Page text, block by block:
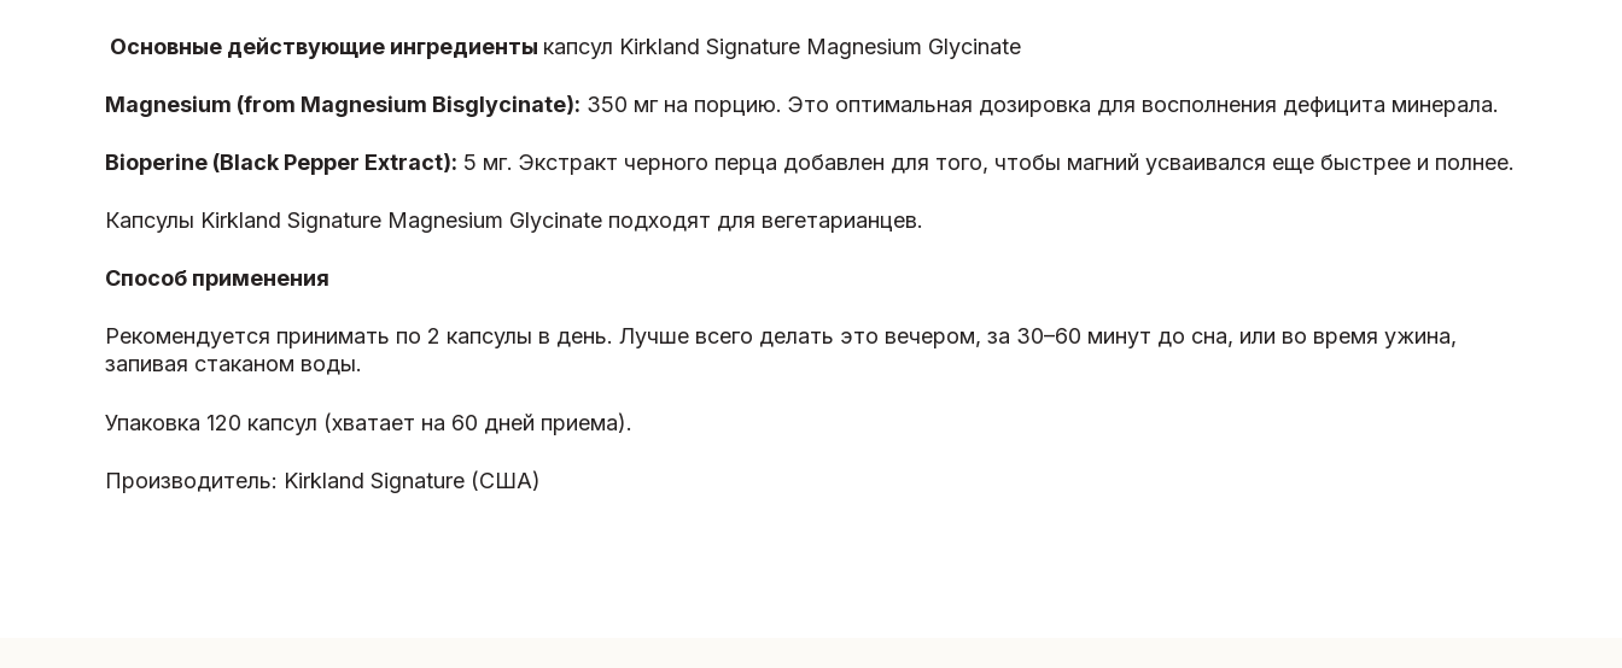
Основные действующие ингредиенты капсул Kirkland Signature Magnesium Glycinate
Magnesium (from Magnesium Bisglycinate): 350 мг на порцию. Это оптимальная дозировка для восполнения дефицита минерала.
Bioperine (Black Pepper Extract): 5 мг. Экстракт черного перца добавлен для того, чтобы магний усваивался еще быстрее и полнее.
Капсулы Kirkland Signature Magnesium Glycinate подходят для вегетарианцев.
Способ применения
Рекомендуется принимать по 2 капсулы в день. Лучше всего делать это вечером, за 30–60 минут до сна, или во время ужина,
запивая стаканом воды.
Упаковка 120 капсул (хватает на 60 дней приема).
Производитель: Kirkland Signature (США)